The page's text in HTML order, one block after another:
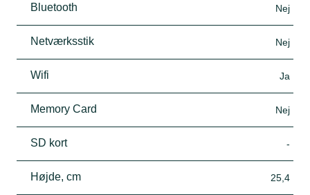
Bluetooth Nej
Netværksstik Nej
Wifi Ja
Memory Card Nej
SD kort -
Højde, cm 25,4